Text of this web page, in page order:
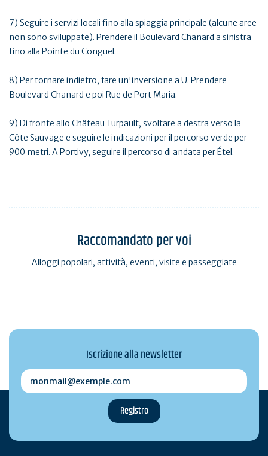
7) Seguire i servizi locali fino alla spiaggia principale (alcune aree
non sono sviluppate). Prendere il Boulevard Chanard a sinistra
fino alla Pointe du Conguel.
8) Per tornare indietro, fare un'inversione a U. Prendere
Boulevard Chanard e poi Rue de Port Maria.
9) Di fronte allo Château Turpault, svoltare a destra verso la
Côte Sauvage e seguire le indicazioni per il percorso verde per
900 metri. A Portivy, seguire il percorso di andata per Étel.
Raccomandato per voi
Alloggi popolari, attività, eventi, visite e passeggiate
Iscrizione alla newsletter
monmail@exemple.com